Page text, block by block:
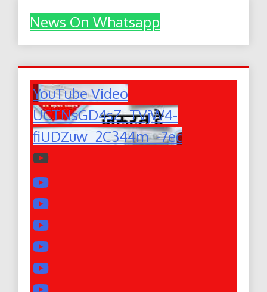
News On Whatsapp
YouTube Video
UCTNsGD4sZ_TVjW4-
fiUDZuw_2C344m_-7ec